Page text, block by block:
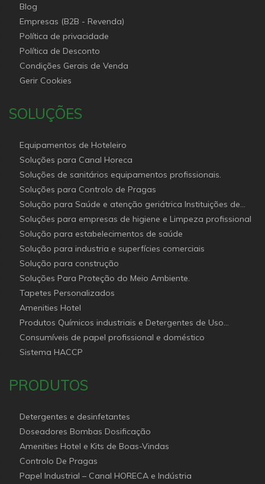
Blog
Empresas (B2B - Revenda)
Política de privacidade
Política de Desconto
Condições Gerais de Venda
Gerir Cookies
SOLUÇÕES
Equipamentos de Hoteleiro
Soluções para Canal Horeca
Soluções de sanitários equipamentos profissionais.
Soluções para Controlo de Pragas
Solução para Saúde e atenção geriátrica Instituições de
Apoio Social
Soluções para empresas de higiene e Limpeza profissional
Solução para estabelecimentos de saúde
Solução para industria e superfícies comerciais
Solução para construção
Soluções Para Proteção do Meio Ambiente.
Tapetes Personalizados
Amenities Hotel
Produtos Químicos industriais e Detergentes de Uso
Profissional e doméstico
Consumíveis de papel profissional e doméstico
Sistema HACCP
PRODUTOS
Detergentes e desinfetantes
Doseadores Bombas Dosificação
Amenities Hotel e Kits de Boas-Vindas
Controlo De Pragas
Papel Industrial – Canal HORECA e Indústria